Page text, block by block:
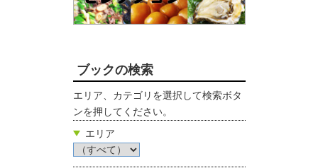
ブックの検索
エリア、カテゴリを選択して検索ボタ
ンを押してください。
エリア